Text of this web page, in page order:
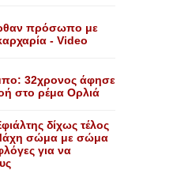
πρόσωπο με
- Video
32χρονος άφησε
στο ρέμα Ορλιά
δίχως τέλος
Μάχη σώμα με σώμα
για να